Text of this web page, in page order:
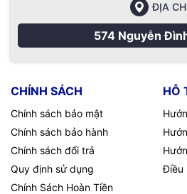
ĐỊA
574 Nguyễn
CHÍNH SÁCH
Chính sách bảo mật
Chính sách bảo hành
Chính sách đổi trả
Quy định sử dụng
Chính Sách Hoàn Tiền
HỖ
Điều